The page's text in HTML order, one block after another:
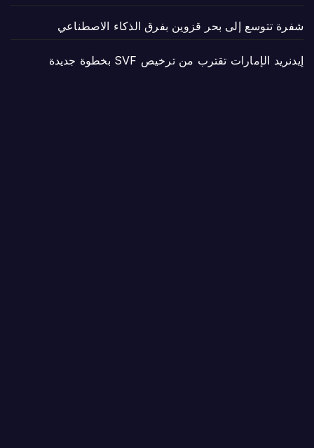
شفرة تتوسع إلى بحر قزوين بفرق الذكاء الاصطناعي
إيدنريد الإمارات تقترب من ترخيص SVF بخطوة جديدة